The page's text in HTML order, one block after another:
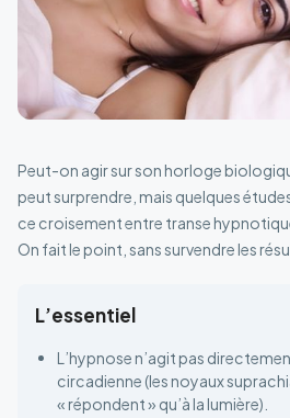
Peut-on agir sur son horloge
peut surprendre, mais quelques
ce croisement entre transe
On fait le point, sans survendre les
L’essentiel
L’hypnose n’agit pas
circadienne (les noyaux
« répondent » qu’à la lumière).